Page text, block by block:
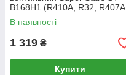
B168H1 (R410A, R32, R407A,
R134A)
В наявності
1 319 ₴
Купити